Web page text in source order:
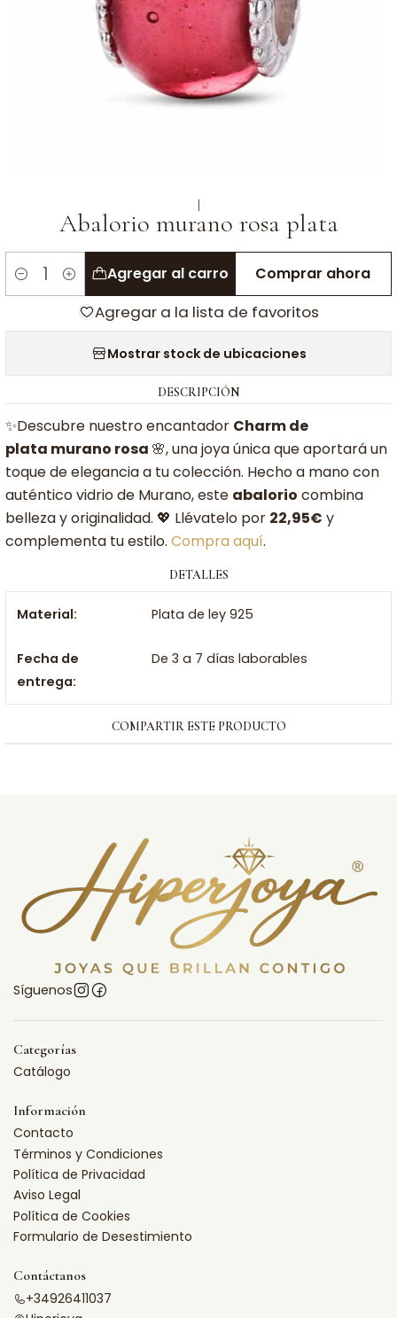
|
Abalorio murano rosa plata
Cantidad
Agregar al carro Comprar ahora
Agregar a la lista de favoritos
Mostrar stock de ubicaciones
DESCRIPCIÓN
✨Descubre nuestro encantador Charm de
plata murano rosa 🌸, una joya única que aportará un
toque de elegancia a tu colección. Hecho a mano con
auténtico vidrio de Murano, este abalorio combina
belleza y originalidad. 💖 Llévatelo por 22,95€ y
complementa tu estilo. Compra aquí.
DETALLES
Material: Plata de ley 925
Fecha de
entrega:
De 3 a 7 días laborables
COMPARTIR ESTE PRODUCTO
Síguenos
Categorías
Catálogo
Información
Contacto
Términos y Condiciones
Política de Privacidad
Aviso Legal
Política de Cookies
Formulario de Desestimiento
Contáctanos
+34926411037